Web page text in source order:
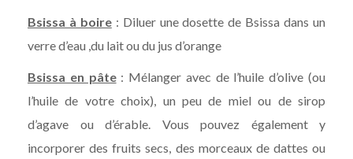
Bsissa à boire: Diluer une dosette de Bsissa dans un
verre d’eau ,du lait ou du jus d’orange
Bsissa en pâte: Mélanger avec de l’huile d’olive (ou
l’huile de votre choix), un peu de miel ou de sirop
d’agave ou d’érable. Vous pouvez également y
incorporer des fruits secs, des morceaux de dattes ou